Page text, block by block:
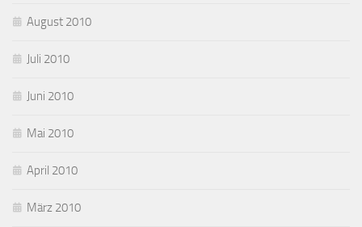
August 2010
Juli 2010
Juni 2010
Mai 2010
April 2010
März 2010